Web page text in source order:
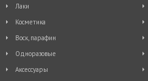
Лаки
Косметика
Воск, парафин
Одноразовые
Аксессуары